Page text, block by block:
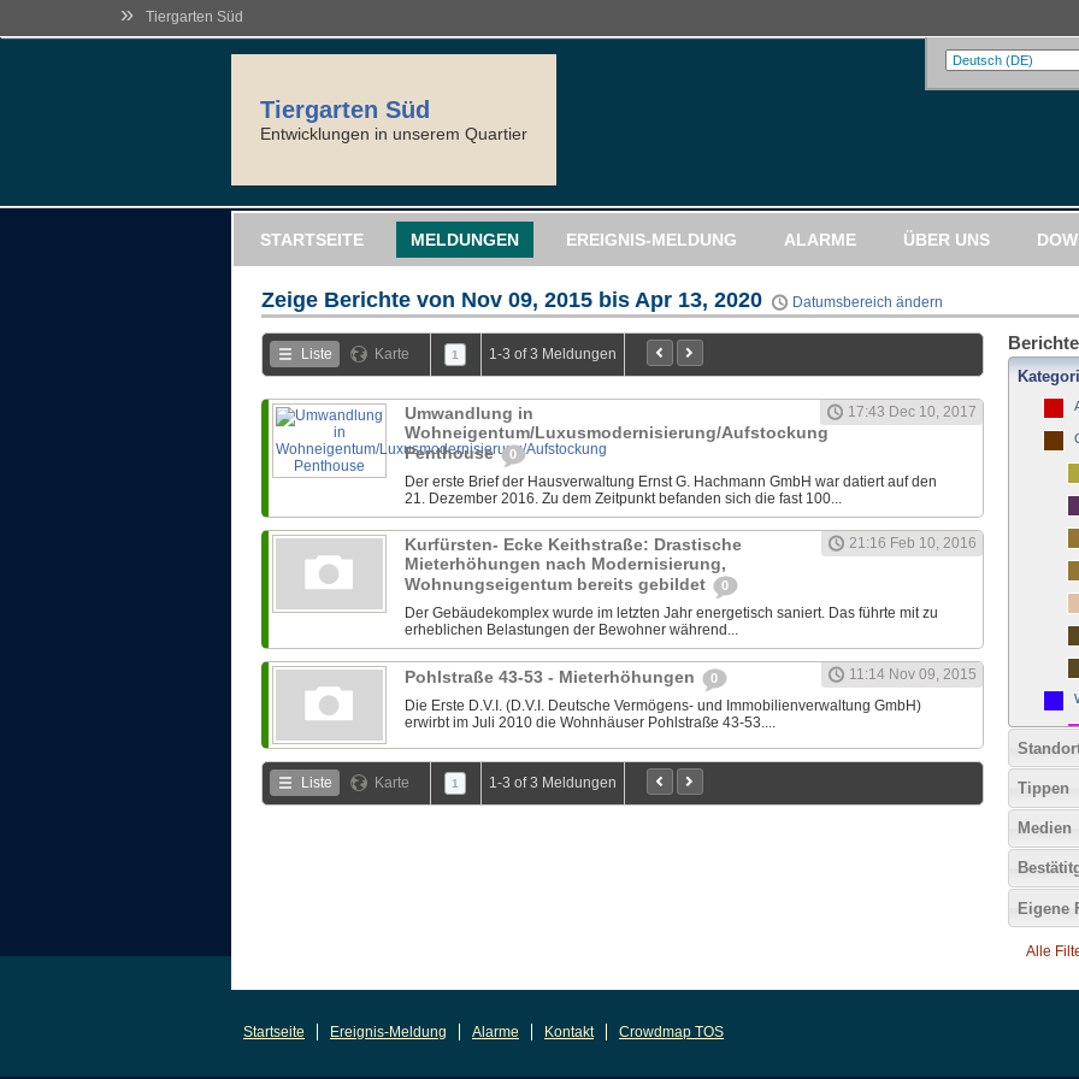
» Tiergarten Süd
Tiergarten Süd
Entwicklungen in unserem Quartier
STARTSEITE MELDUNGEN EREIGNIS-MELDUNG ALARME ÜBER UNS
Zeige Berichte von Nov 09, 2015 bis Apr 13, 2020 Datumsbereich ändern
Liste Karte 1 1-3 of 3 Meldungen
Umwandlung in
Wohneigentum/Luxusmodernisierung/Aufstockung
Penthouse
0
17:43 Dec 10, 2017
Der erste Brief der Hausverwaltung Ernst G. Hachmann GmbH war datiert auf den
21. Dezember 2016. Zu dem Zeitpunkt befanden sich die fast 100...
Kurfürsten- Ecke Keithstraße: Drastische
Mieterhöhungen nach Modernisierung,
Wohnungseigentum bereits gebildet
0
21:16 Feb 10, 2016
Der Gebäudekomplex wurde im letzten Jahr energetisch saniert. Das führte mit zu
erheblichen Belastungen der Bewohner während...
Pohlstraße 43-53 - Mieterhöhungen 0
11:14 Nov 09, 2015
Die Erste D.V.I. (D.V.I. Deutsche Vermögens- und Immobilienverwaltung GmbH)
erwirbt im Juli 2010 die Wohnhäuser Pohlstraße 43-53....
Liste Karte 1 1-3 of 3 Meldungen Tippen
Medien
Eigene
Alle
Startseite Ereignis-Meldung Alarme Kontakt Crowdmap TOS